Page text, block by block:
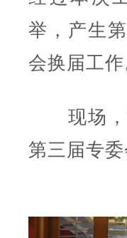
举，产生
会换届工作
现场，
第三届专委